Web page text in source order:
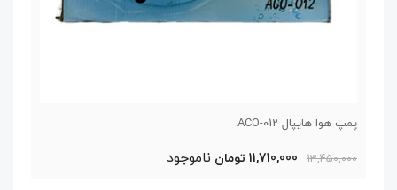
پمپ هوا هایپال ACO-012
13,450,000 11,710,000 تومان ناموجود